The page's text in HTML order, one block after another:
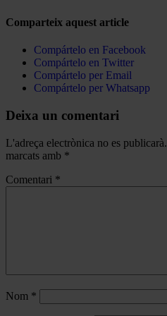
Comparteix aquest article
Compártelo en Facebook
Compártelo en Twitter
Compártelo per Email
Compártelo per Whatsapp
Deixa un comentari
L'adreça electrònica no es publicarà.
marcats amb *
Comentari *
Nom *